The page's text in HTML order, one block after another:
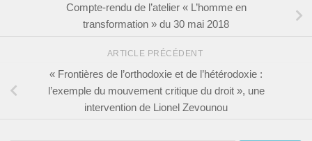
Compte-rendu de l’atelier « L’homme en
transformation » du 30 mai 2018
ARTICLE PRÉCÉDENT
« Frontières de l’orthodoxie et de l’hétérodoxie :
l’exemple du mouvement critique du droit », une
intervention de Lionel Zevounou